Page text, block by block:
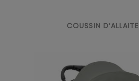
COUSSIN